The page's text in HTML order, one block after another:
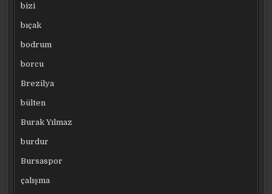
bizi
bıçak
bodrum
borcu
Brezilya
bülten
Burak Yılmaz
burdur
Bursaspor
çalışma